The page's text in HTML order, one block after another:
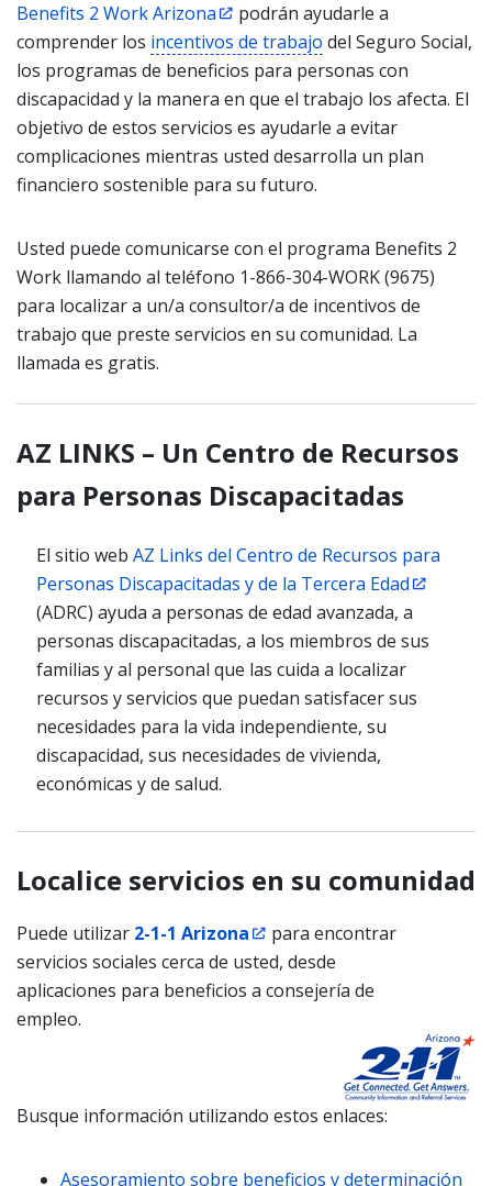
Benefits 2 Work Arizona
podrán ayudarle a
comprender los incentivos de trabajo del Seguro Social,
los programas de beneficios para personas con
discapacidad y la manera en que el trabajo los afecta. El
objetivo de estos servicios es ayudarle a evitar
complicaciones mientras usted desarrolla un plan
financiero sostenible para su futuro.
Usted puede comunicarse con el programa Benefits 2
Work llamando al teléfono 1-866-304-WORK (9675)
para localizar a un/a consultor/a de incentivos de
trabajo que preste servicios en su comunidad. La
llamada es gratis.
AZ LINKS – Un Centro de Recursos
para Personas Discapacitadas
El sitio web AZ Links del Centro de Recursos para
Personas Discapacitadas y de la Tercera Edad
(ADRC) ayuda a personas de edad avanzada, a
personas discapacitadas, a los miembros de sus
familias y al personal que las cuida a localizar
recursos y servicios que puedan satisfacer sus
necesidades para la vida independiente, su
discapacidad, sus necesidades de vivienda,
económicas y de salud.
Localice servicios en su comunidad
Puede utilizar 2-1-1 Arizona
para encontrar
servicios sociales cerca de usted, desde
aplicaciones para beneficios a consejería de
empleo.
Busque información utilizando estos enlaces:
Asesoramiento sobre beneficios y determinación